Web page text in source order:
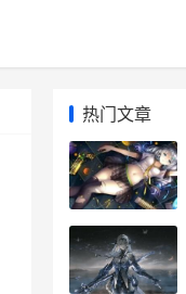
热门文章